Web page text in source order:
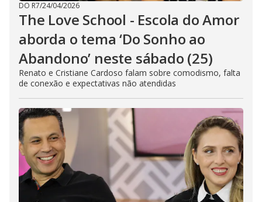
DO R7/24/04/2026
The Love School - Escola do Amor
aborda o tema ‘Do Sonho ao
Abandono’ neste sábado (25)
Renato e Cristiane Cardoso falam sobre comodismo, falta
de conexão e expectativas não atendidas